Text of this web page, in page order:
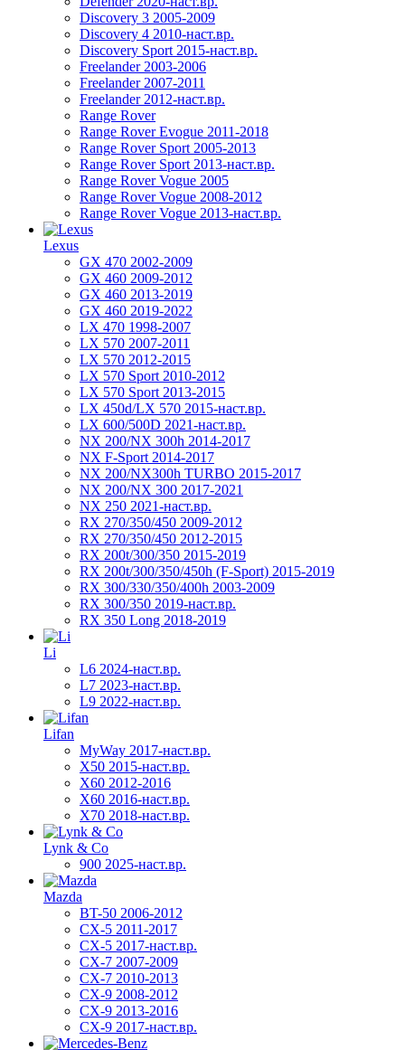
Discovery 3 2005-2009
Discovery 4 2010-наст.вр.
Discovery Sport 2015-наст.вр.
Freelander 2003-2006
Freelander 2007-2011
Freelander 2012-наст.вр.
Range Rover
Range Rover Evogue 2011-2018
Range Rover Sport 2005-2013
Range Rover Sport 2013-наст.вр.
Range Rover Vogue 2005
Range Rover Vogue 2008-2012
Range Rover Vogue 2013-наст.вр.
Lexus
GX 470 2002-2009
GX 460 2009-2012
GX 460 2013-2019
GX 460 2019-2022
LX 470 1998-2007
LX 570 2007-2011
LX 570 2012-2015
LX 570 Sport 2010-2012
LX 570 Sport 2013-2015
LX 450d/LX 570 2015-наст.вр.
LX 600/500D 2021-наст.вр.
NX 200/NX 300h 2014-2017
NX F-Sport 2014-2017
NX 200/NX300h TURBO 2015-2017
NX 200/NX 300 2017-2021
NX 250 2021-наст.вр.
RX 270/350/450 2009-2012
RX 270/350/450 2012-2015
RX 200t/300/350 2015-2019
RX 200t/300/350/450h (F-Sport) 2015-2019
RX 300/330/350/400h 2003-2009
RX 300/350 2019-наст.вр.
RX 350 Long 2018-2019
Li
L6 2024-наст.вр.
L7 2023-наст.вр.
L9 2022-наст.вр.
Lifan
MyWay 2017-наст.вр.
X50 2015-наст.вр.
X60 2012-2016
X60 2016-наст.вр.
X70 2018-наст.вр.
Lynk & Co
900 2025-наст.вр.
Mazda
BT-50 2006-2012
CX-5 2011-2017
CX-5 2017-наст.вр.
CX-7 2007-2009
CX-7 2010-2013
CX-9 2008-2012
CX-9 2013-2016
CX-9 2017-наст.вр.